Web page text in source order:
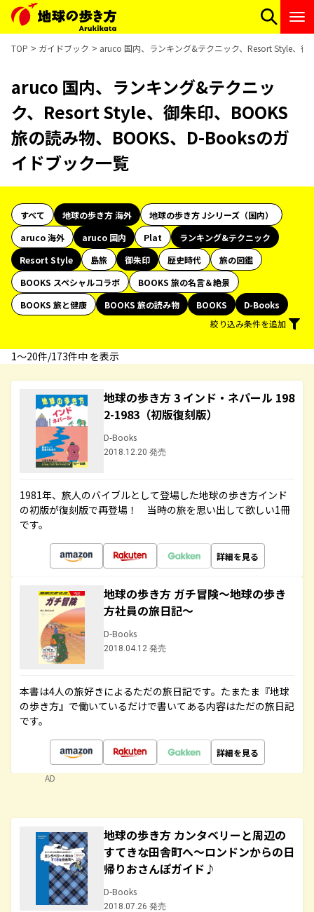
TOP ガイドブック aruco 国内、ランキング&テクニック、Resort Style、
aruco 国内、ランキング&テクニッ
ク、Resort Style、御朱印、BOOKS
旅の読み物、BOOKS、D-Booksのガ
イドブック一覧
すべて 地球の歩き方 海外
地球の歩き方 Jシリーズ（国内）
aruco 海外
aruco 国内 Plat
ランキング&テクニック
Resort Style
島旅 御朱印 歴史時代
旅の図鑑
BOOKS スペシャルコラボ
BOOKS 旅の名言＆絶景
BOOKS 旅と健康
BOOKS 旅の読み物 BOOKS
D-Books
絞り込み条件を追加
1〜20件/173件中 を表示
地球の歩き方 3 インド・ネパール 198
2-1983（初版復刻版）
D-Books
2018.12.20 発売
1981年、旅人のバイブルとして登場した地球の歩き方インド
の初版が復刻版で再登場！ 当時の旅を思い出して欲しい1冊
です。
詳細を見る
地球の歩き方 ガチ冒険～地球の歩き
方社員の旅日記～
D-Books
2018.04.12 発売
本書は4人の旅好きによるただの旅日記です。たまたま『地球
の歩き方』で働いているだけで書いてある内容はただの旅日記
です。
詳細を見る
AD
地球の歩き方 カンタベリーと周辺の
すてきな田舎町へ～ロンドンからの日
帰りおさんぽガイド♪
D-Books
2018.07.26 発売